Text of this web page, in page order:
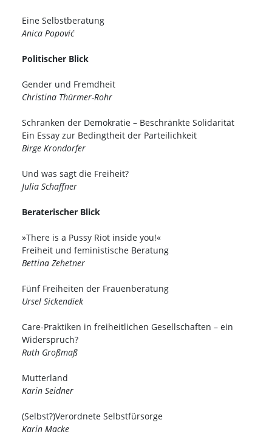
Eine Selbstberatung
Anica Popović
Politischer Blick
Gender und Fremdheit
Christina Thürmer-Rohr
Schranken der Demokratie – Beschränkte Solidarität
Ein Essay zur Bedingtheit der Parteilichkeit
Birge Krondorfer
Und was sagt die Freiheit?
Julia Schaffner
Beraterischer Blick
»There is a Pussy Riot inside you!«
Freiheit und feministische Beratung
Bettina Zehetner
Fünf Freiheiten der Frauenberatung
Ursel Sickendiek
Care-Praktiken in freiheitlichen Gesellschaften – ein
Widerspruch?
Ruth Großmaß
Mutterland
Karin Seidner
(Selbst?)Verordnete Selbstfürsorge
Karin Macke